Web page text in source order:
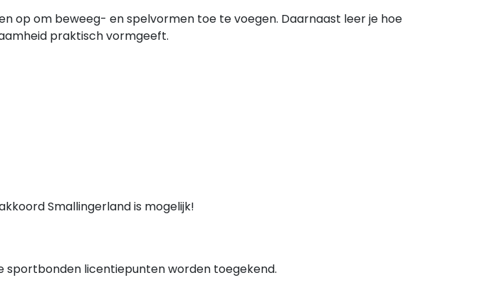
op om beweeg- en spelvormen toe te voegen. Daarnaast leer je hoe
praktisch vormgeeft.
Smallingerland is mogelijk!
sportbonden licentiepunten worden toegekend.